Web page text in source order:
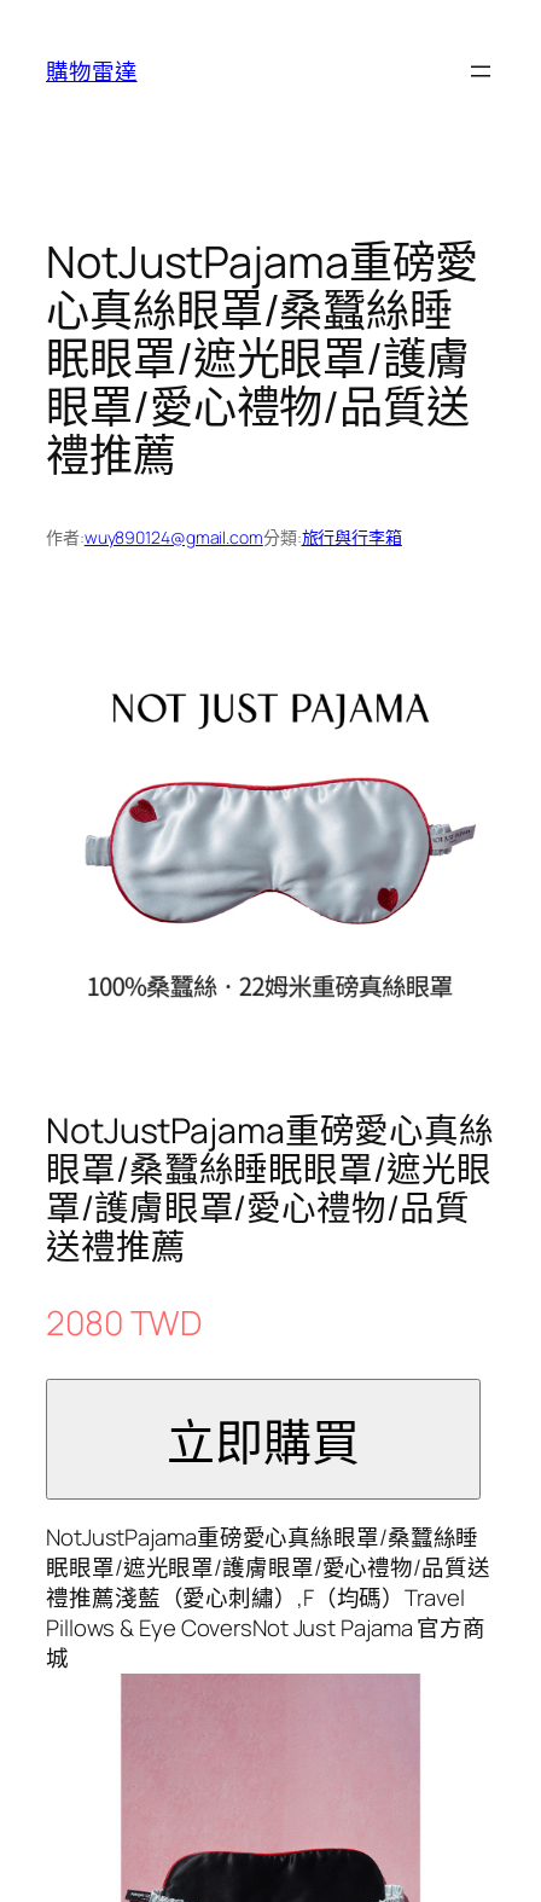
購物雷達
NotJustPajama重磅愛
心真絲眼罩/桑蠶絲睡
眠眼罩/遮光眼罩/護膚
眼罩/愛心禮物/品質送
禮推薦
作者:wuy890124@gmail.com分類:旅行與行李箱
NotJustPajama重磅愛心真絲
眼罩/桑蠶絲睡眠眼罩/遮光眼
罩/護膚眼罩/愛心禮物/品質
送禮推薦
2080 TWD
NotJustPajama重磅愛心真絲眼罩/桑蠶絲睡
眠眼罩/遮光眼罩/護膚眼罩/愛心禮物/品質送
禮推薦淺藍（愛心刺繡）,F（均碼）Travel
Pillows & Eye CoversNot Just Pajama 官方商
城